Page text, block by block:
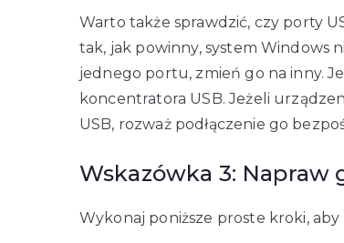
Warto także sprawdzić, czy porty
tak, jak powinny, system Windows
jednego portu, zmień go na inny.
koncentratora USB. Jeżeli
USB, rozważ podłączenie go
Wskazówka 3: Napraw
Wykonaj poniższe proste kroki,